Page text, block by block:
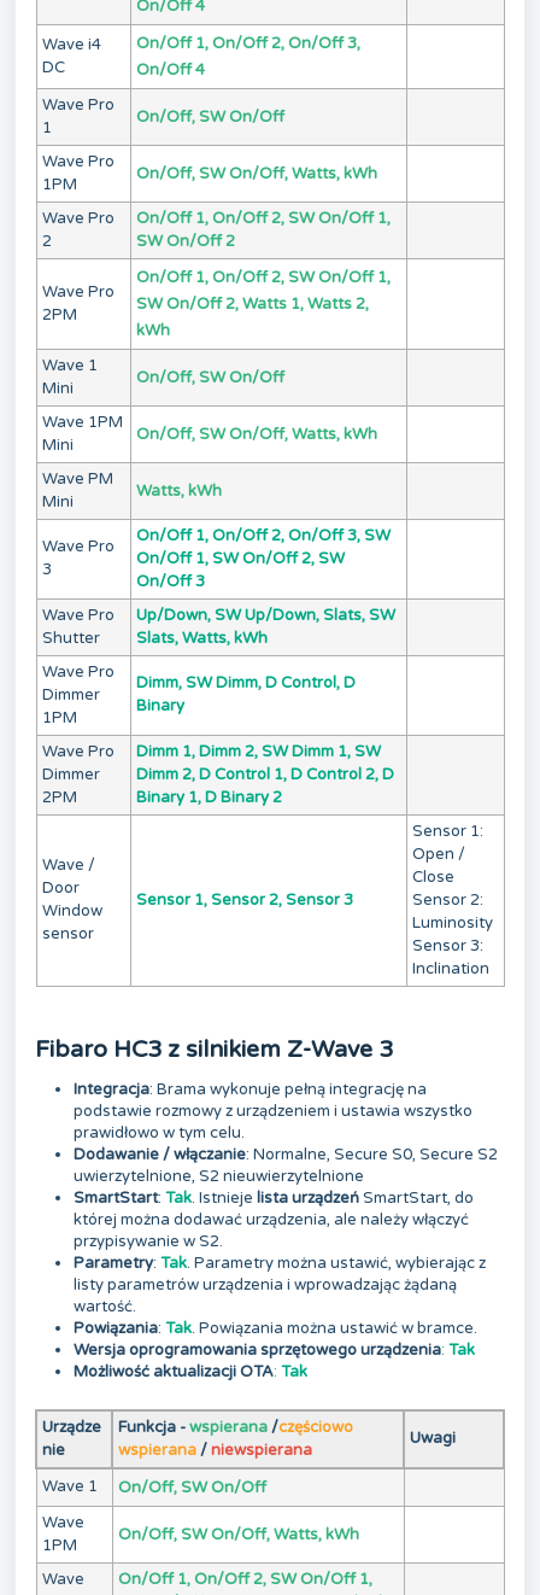
On/Off 4
Wave i4
DC
On/Off 1, On/Off 2, On/Off 3,
On/Off 4
Wave Pro
1
On/Off, SW On/Off
Wave Pro
1PM
On/Off, SW On/Off, Watts, kWh
Wave Pro
2
On/Off 1, On/Off 2, SW On/Off 1,
SW On/Off 2
Wave Pro
2PM
On/Off 1, On/Off 2, SW On/Off 1,
SW On/Off 2, Watts 1, Watts 2,
kWh
Wave 1
Mini
On/Off, SW On/Off
Wave 1PM
Mini
On/Off, SW On/Off, Watts, kWh
Wave PM
Mini
Watts, kWh
Wave Pro
3
On/Off 1, On/Off 2, On/Off 3, SW
On/Off 1, SW On/Off 2, SW
On/Off 3
Wave Pro
Shutter
Up/Down, SW Up/Down, Slats, SW
Slats, Watts, kWh
Wave Pro
Dimmer
1PM
Dimm, SW Dimm, D Control, D
Binary
Wave Pro
Dimmer
2PM
Dimm 1, Dimm 2, SW Dimm 1, SW
Dimm 2, D Control 1, D Control 2, D
Binary 1, D Binary 2
Wave /
Door
Window
sensor
Sensor 1, Sensor 2, Sensor 3
Sensor 1:
Open /
Close
Sensor 2:
Luminosity
Sensor 3:
Inclination
Fibaro HC3 z silnikiem Z-Wave 3
Integracja: Brama wykonuje pełną integrację na
podstawie rozmowy z urządzeniem i ustawia wszystko
prawidłowo w tym celu.
Dodawanie / włączanie: Normalne, Secure S0, Secure S2
uwierzytelnione, S2 nieuwierzytelnione
SmartStart: Tak. Istnieje lista urządzeńSmartStart, do
której można dodawać urządzenia, ale należy włączyć
przypisywanie w S2.
Parametry: Tak. Parametry można ustawić, wybierając z
listy parametrów urządzenia i wprowadzając żądaną
wartość.
Powiązania: Tak. Powiązania można ustawić w bramce.
Wersja oprogramowania sprzętowego urządzenia: Tak
Możliwość aktualizacji OTA: Tak
Urządze
nie
Funkcja -wspierana/częściowo
wspierana/niewspierana
Uwagi
Wave 1
On/Off, SW On/Off
Wave
1PM
On/Off, SW On/Off, Watts, kWh
Wave
On/Off 1, On/Off 2, SW On/Off 1,